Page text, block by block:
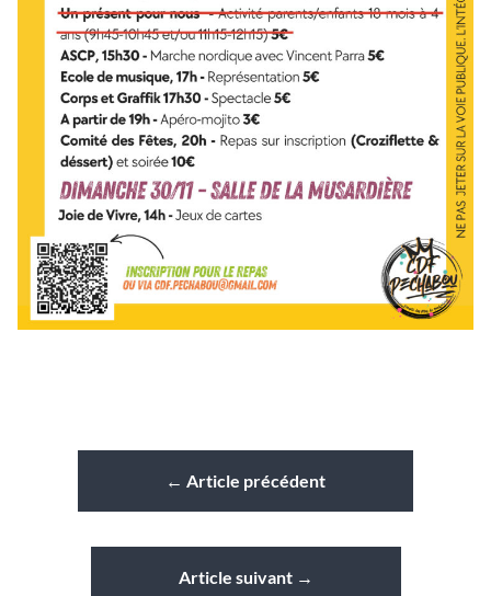
← Article précédent
Article suivant→